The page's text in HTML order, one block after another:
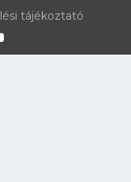
tájékoztató